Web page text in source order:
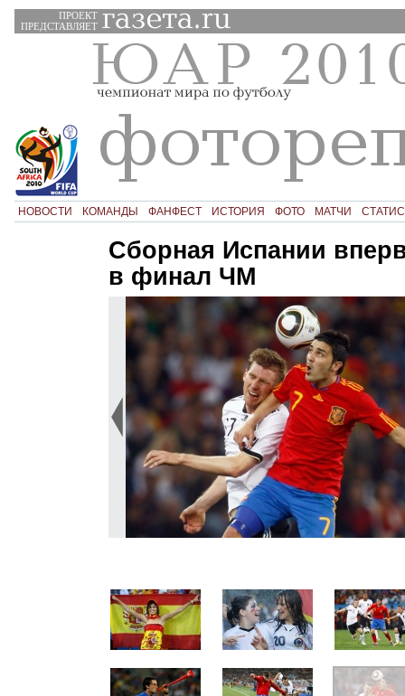
ПРОЕКТ
ПРЕДСТАВЛЯЕТ
НОВОСТИ КОМАНДЫ ФАНФЕСТ ИСТОРИЯ ФОТО МАТЧИ
Сборная Испании
в финал ЧМ